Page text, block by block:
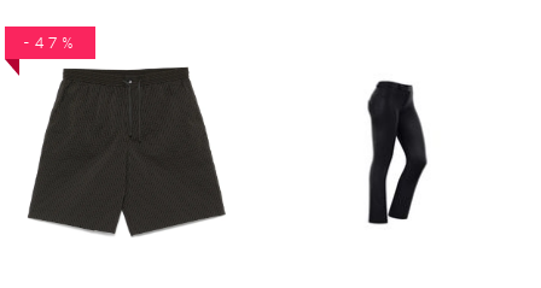
-47%